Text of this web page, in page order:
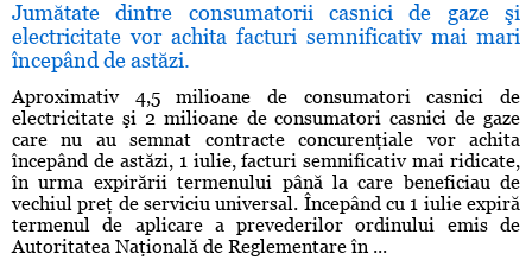
Jumătate dintre consumatorii casnici de gaze şi
electricitate vor achita facturi semnificativ mai mari
începând de astăzi.
Aproximativ 4,5 milioane de consumatori casnici de
electricitate şi 2 milioane de consumatori casnici de gaze
care nu au semnat contracte concurenţiale vor achita
începând de astăzi, 1 iulie, facturi semnificativ mai ridicate,
în urma expirării termenului până la care beneficiau de
vechiul preţ de serviciu universal. Începând cu 1 iulie expiră
termenul de aplicare a prevederilor ordinului emis de
Autoritatea Naţională de Reglementare în ...